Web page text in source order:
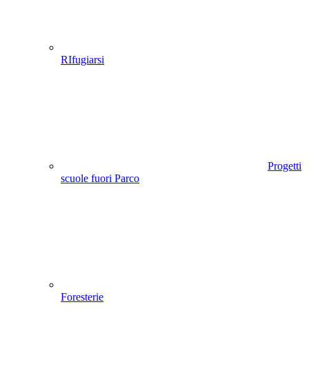
RIfugiarsi
Progetti
scuole fuori Parco
Foresterie